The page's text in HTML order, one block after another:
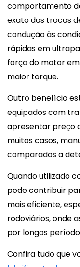
comportamento
exato das trocas
condução às
rápidas em
força do motor
maior torque.
Outro benefício
equipados com
apresentar preço
muitos casos,
comparados a
Quando utilizado
pode contribuir
mais eficiente,
rodoviários, onde
por longos
Confira tudo que